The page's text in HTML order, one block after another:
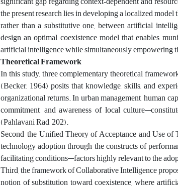
the present research lies in developing a localized
rather than a substitutive one, between artificial
design an optimal coexistence model that enables
artificial intelligence while simultaneously empowering
Theoretical Framework
In this study, three complementary theoretical
(Becker, 1964) posits that knowledge, skills, and
organizational returns. In urban management, human
commitment, and awareness of local
(Pahlavani Rad, 202).
Second, the Unified Theory of Acceptance and Use
technology adoption through the constructs of
facilitating conditions—factors highly relevant to the
Third, the framework of Collaborative Intelligence
notion of substitution toward coexistence, where